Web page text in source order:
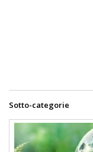
Sotto-categorie